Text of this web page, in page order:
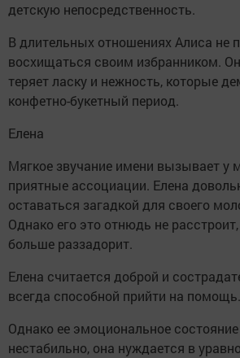
детскую непосредственность.
В длительных отношениях Алиса не
восхищаться своим избранником.
теряет ласку и нежность, которые
конфетно-букетный период.
Елена
Мягкое звучание имени вызывает у
приятные ассоциации. Елена
оставаться загадкой для своего
Однако его это отнюдь не
больше раззадорит.
Елена считается доброй и
всегда способной прийти на помощь.
Однако ее эмоциональное
нестабильно, она нуждается в